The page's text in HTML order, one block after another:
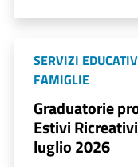
SERVIZI
FAMIGLIE
Graduatorie
Estivi
luglio 2026